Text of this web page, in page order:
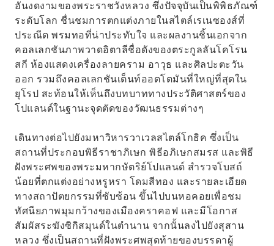
อันงดงามของพระราชวังหลวง ซึ่งปัจจุบันเป็นพิพิธภัณฑ์
ระดับโลก ชื่นชมการตกแต่งภายในสไตล์เรเนซองส์ที่
ประณีต พรมทอที่น่าประทับใจ และผลงานชิ้นเอกจาก
คอลเลกชันภาพวาดอิตาลีชื่อดังของตระกูลลันโคโรน
สกี ห้องแสดงเครื่องลายคราม อาวุธ และศิลปะตะวัน
ออก รวมถึงคอลเลกชันเต็นท์ออตโตมันที่ใหญ่ที่สุดใน
ยุโรป สะท้อนให้เห็นถึงบทบาททางประวัติศาสตร์ของ
โปแลนด์ในฐานะจุดตัดของวัฒนธรรมต่างๆ
เดินทางต่อไปยังมหาวิหารวาเวลสไตล์โกธิค ซึ่งเป็น
สถานที่ประกอบพิธีราชาภิเษก พิธีอภิเษกสมรส และพิธี
ฝังพระศพของพระมหากษัตริย์โปแลนด์ สำรวจโบสถ์
น้อยที่ตกแต่งอย่างหรูหรา โดมสีทอง และรายละเอียด
ทางสถาปัตยกรรมที่ซับซ้อน ขึ้นไปบนหอคอยเพื่อชม
ทัศนียภาพมุมกว้างของเมืองคราคอฟ และมีโอกาส
สัมผัสระฆังซิกิสมุนด์ในตำนาน จากนั้นลงไปยังสุสาน
หลวง ซึ่งเป็นสถานที่ฝังพระศพสุดท้ายของบรรดาผู้